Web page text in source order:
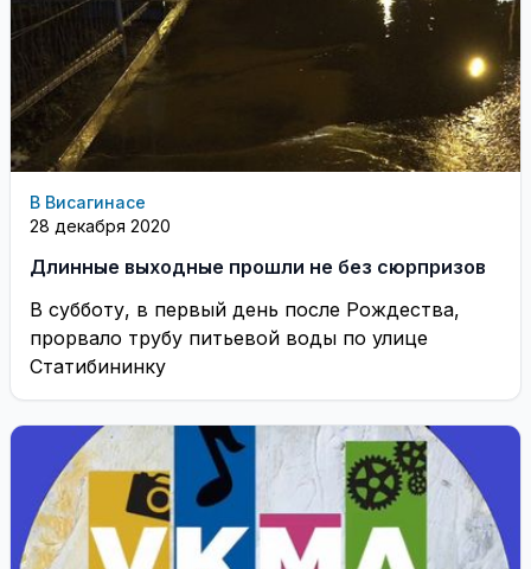
В Висагинасе
28 декабря 2020
Длинные выходные прошли не без сюрпризов
В субботу, в первый день после Рождества,
прорвало трубу питьевой воды по улице
Статибининку